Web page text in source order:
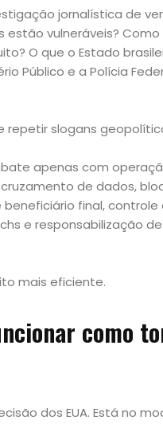
jornalística de
estão vulneráveis?
O que o Estado
Público e a Polícia
repetir slogans
apenas com
de dados,
final, controle
e responsabilização
mais eficiente.
como
dos EUA. Está no